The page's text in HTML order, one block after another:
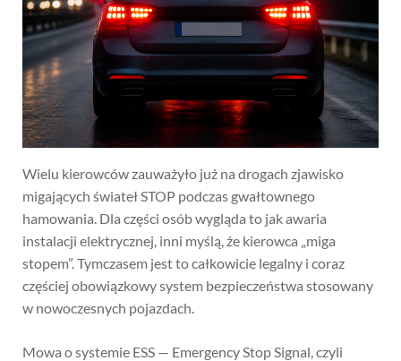
Wielu kierowców zauważyło już na drogach zjawisko
migających świateł STOP podczas gwałtownego
hamowania. Dla części osób wygląda to jak awaria
instalacji elektrycznej, inni myślą, że kierowca „miga
stopem”. Tymczasem jest to całkowicie legalny i coraz
częściej obowiązkowy system bezpieczeństwa stosowany
w nowoczesnych pojazdach.
Mowa o systemie ESS — Emergency Stop Signal, czyli